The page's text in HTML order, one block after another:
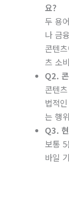
요?
두 용
나 금
콘텐
츠 소
Q2.
콘텐
법적
는 행
Q3.
보통
바일